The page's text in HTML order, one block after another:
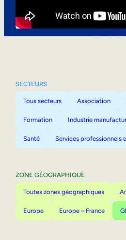
SECTEURS
Tous secteurs Association
Formation Industrie
Santé Services professionnels
ZONE GÉOGRAPHIQUE
Toutes zones géographiques
Europe Europe – France